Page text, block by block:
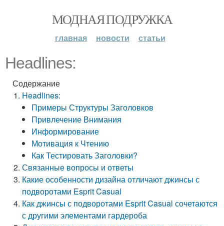
МОДНАЯ ПОДРУЖКА
главная новости статьи
Headlines:
Содержание
Headlines:
Примеры Структуры Заголовков
Привлечение Внимания
Информирование
Мотивация к Чтению
Как Тестировать Заголовки?
Связанные вопросы и ответы
Какие особенности дизайна отличают джинсы с
подворотами Esprit Casual
Как джинсы с подворотами Esprit Casual сочетаются
с другими элементами гардероба